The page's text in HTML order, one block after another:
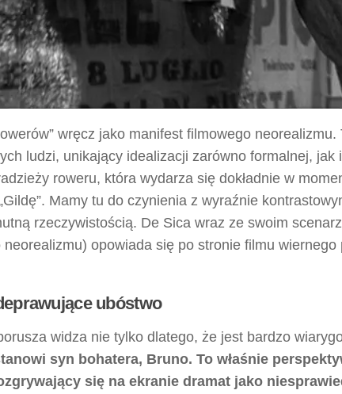
wręcz jako manifest filmowego
ludzi, unikający idealizacji zarówno formalnej, jak
roweru, która wydarza się dokładnie w
Mamy tu do czynienia z wyraźnie
rzeczywistością. De Sica wraz ze swoim
neorealizmu) opowiada się po stronie filmu
ubóstwo
widza nie tylko dlatego, że jest bardzo
syn bohatera, Bruno. To właśnie
się na ekranie dramat jako